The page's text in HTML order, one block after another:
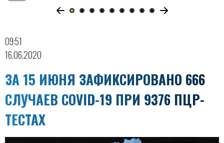
09:51
16.06.2020
ЗА 15 ИЮНЯ ЗАФИКСИРОВАНО 666
СЛУЧАЕВ COVID-19 ПРИ 9376 ПЦР-
ТЕСТАХ